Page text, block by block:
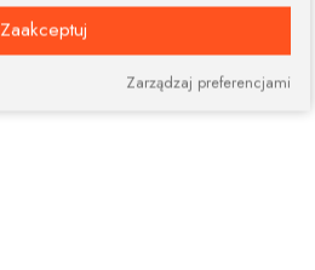
Zaakceptuj
Zarządzaj preferencjami